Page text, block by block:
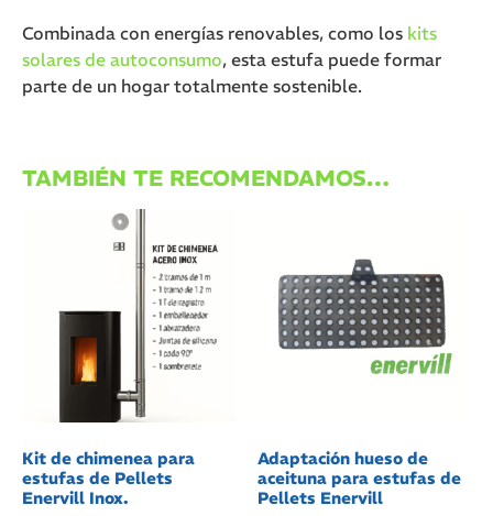
Combinada con energías renovables, como los kits
solares de autoconsumo, esta estufa puede formar
parte de un hogar totalmente sostenible.
TAMBIÉN TE RECOMENDAMOS…
Kit de chimenea para
estufas de Pellets
Enervill Inox.
Adaptación hueso de
aceituna para estufas de
Pellets Enervill